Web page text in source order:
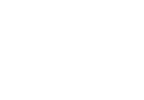
osobních údajů
cookies